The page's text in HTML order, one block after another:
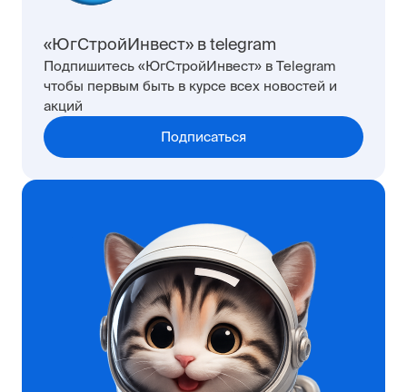
«ЮгСтройИнвест» в telegram
Подпишитесь «ЮгСтройИнвест» в Telegram
чтобы первым быть в курсе всех новостей и
акций
Подписаться